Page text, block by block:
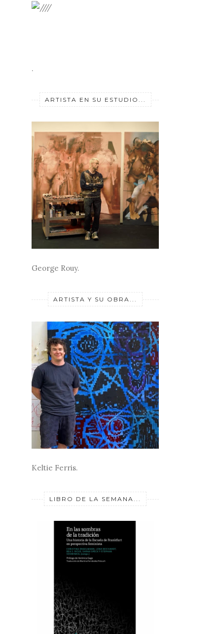
.
ARTISTA EN SU ESTUDIO...
George Rouy.
ARTISTA Y SU OBRA...
Keltie Ferris.
LIBRO DE LA SEMANA...